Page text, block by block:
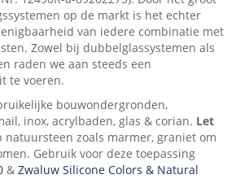
op de markt is het echter
van iedere combinatie met
Zowel bij dubbelglassystemen als
raden we aan steeds een
te voeren.
bouwondergronden,
inox, acrylbaden, glas & corian. Let
natuursteen zoals marmer, graniet om
Gebruik voor deze toepassing
& Zwaluw Silicone Colors & Natural